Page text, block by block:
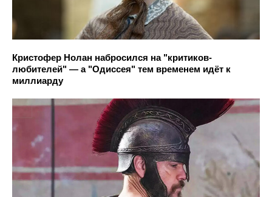
Кристофер Нолан набросился на "критиков-
любителей" — а "Одиссея" тем временем идёт к
миллиарду